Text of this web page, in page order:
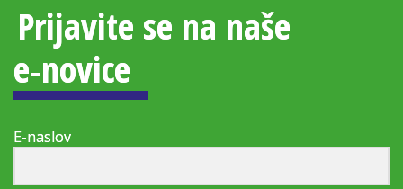
Prijavite se na naše
e‑novice
E-naslov